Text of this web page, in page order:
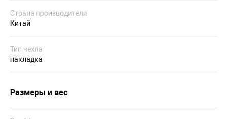
Страна производителя
Китай
Тип чехла
накладка
Размеры и вес